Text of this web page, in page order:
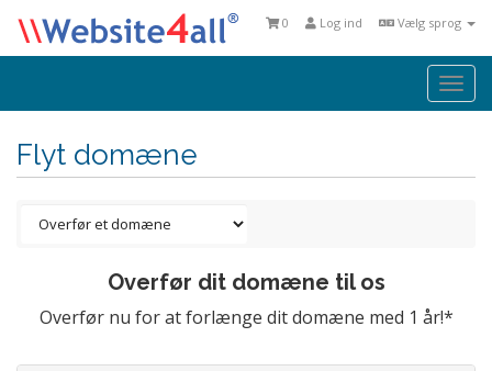
Vælg sprog
Log ind
0
Flyt domæne
Overfør dit domæne til os
Overfør nu for at forlænge dit domæne med 1 år!*